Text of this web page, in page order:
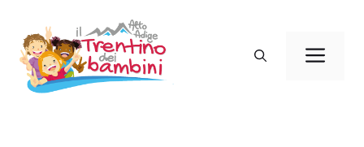
contenuto